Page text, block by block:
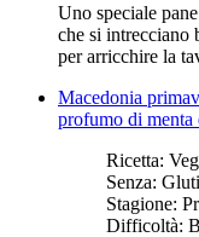
Uno speciale
che si intrecciano
per arricchire la
Macedonia
profumo di menta
Ricetta:
Senza:
Stagione:
Difficoltà: